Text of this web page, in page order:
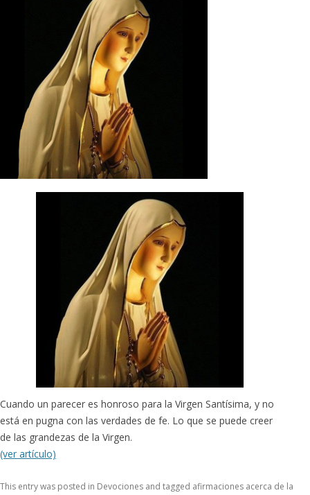
Cuando un parecer es honroso para la Virgen Santísima, y no
está en pugna con las verdades de fe. Lo que se puede creer
de las grandezas de la Virgen.
(ver artículo)
This entry was posted in Devociones and tagged afirmaciones acerca de la